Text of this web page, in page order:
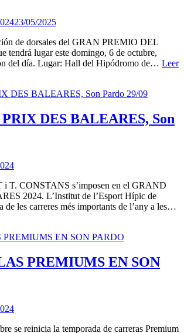
23/05/2025
de dorsales del GRAN PREMIO DEL
tendrá lugar este domingo, 6 de octubre,
del día. Lugar: Hall del Hipódromo de… Leer
DES BALEARES, Son
T. CONSTANS s’imposen en el GRAND
2024. L’Institut de l’Esport Hípic de
de les carreres més importants de l’any a les…
PREMIUMS EN SON
se reinicia la temporada de carreras Premium